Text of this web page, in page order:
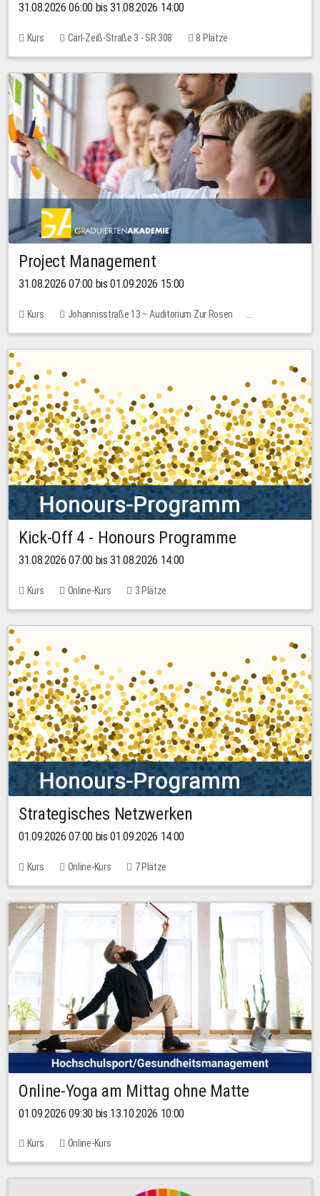
31.08.2026 06:00 bis 31.08.2026 14:00
Kurs Carl-Zeiß-Straße 3 - SR 308 8 Plätze
Project Management
31.08.2026 07:00 bis 01.09.2026 15:00
Kurs
Johannisstraße 13 – Auditorium Zur Rosen
Keine freien Plätze
30,00 EUR
Kick-Off 4 - Honours Programme
31.08.2026 07:00 bis 31.08.2026 14:00
Kurs Online-Kurs 3 Plätze
Strategisches Netzwerken
01.09.2026 07:00 bis 01.09.2026 14:00
Kurs Online-Kurs 7 Plätze
Online-Yoga am Mittag ohne Matte
01.09.2026 09:30 bis 13.10.2026 10:00
Kurs Online-Kurs